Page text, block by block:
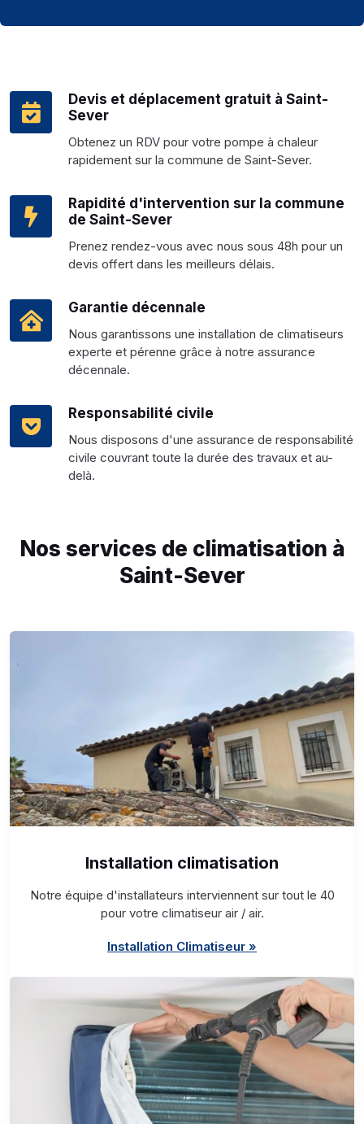
Devis et déplacement gratuit à Saint-
Sever
Obtenez un RDV pour votre pompe à chaleur
rapidement sur la commune de Saint-Sever.
Rapidité d'intervention sur la commune
de Saint-Sever
Prenez rendez-vous avec nous sous 48h pour un
devis offert dans les meilleurs délais.
Garantie décennale
Nous garantissons une installation de climatiseurs
experte et pérenne grâce à notre assurance
décennale.
Responsabilité civile
Nous disposons d'une assurance de responsabilité
civile couvrant toute la durée des travaux et au-
delà.
Nos services de climatisation à
Saint-Sever
Installation climatisation
Notre équipe d'installateurs interviennent sur tout le 40
pour votre climatiseur air / air.
Installation Climatiseur »